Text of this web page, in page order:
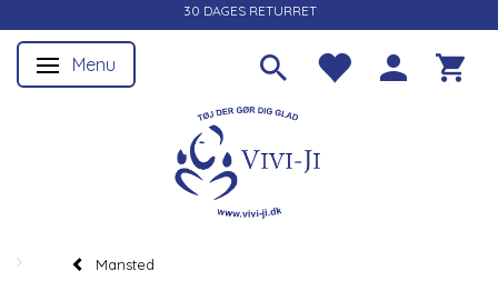
30 DAGES RETURRET
Skifte navigation
Menu
Mansted